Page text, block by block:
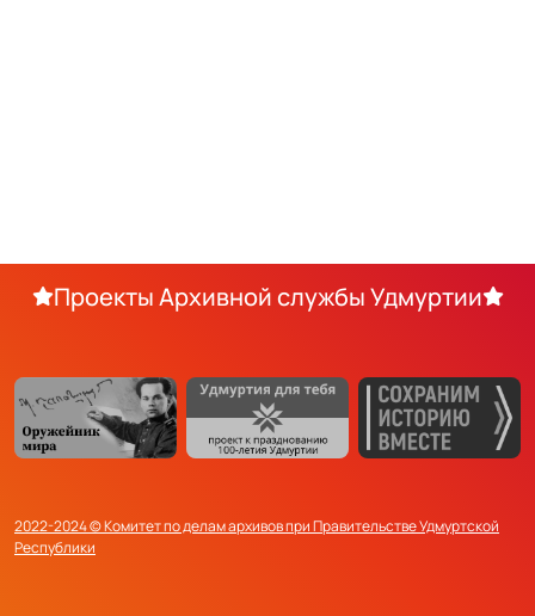
Проекты Архивной службы Удмуртии
2022-2024 © Комитет по делам архивов при Правительстве Удмуртской
Республики